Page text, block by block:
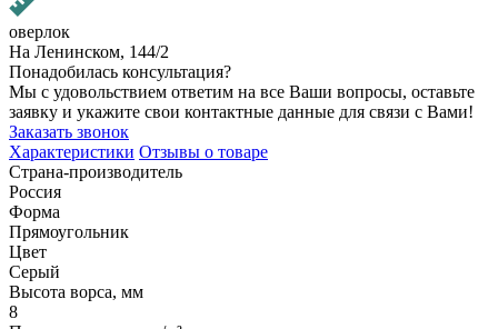
оверлок
На Ленинском, 144/2
Понадобилась консультация?
Мы с удовольствием ответим на все Ваши вопросы, оставьте
заявку и укажите свои контактные данные для связи с Вами!
Заказать звонок
Характеристики Отзывы о товаре
Страна-производитель
Россия
Форма
Прямоугольник
Цвет
Серый
Высота ворса, мм
8